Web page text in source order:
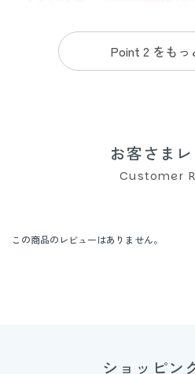
Point 2 をもっ
お客さま
Customer
この商品のレビューはありません。
ショッピン